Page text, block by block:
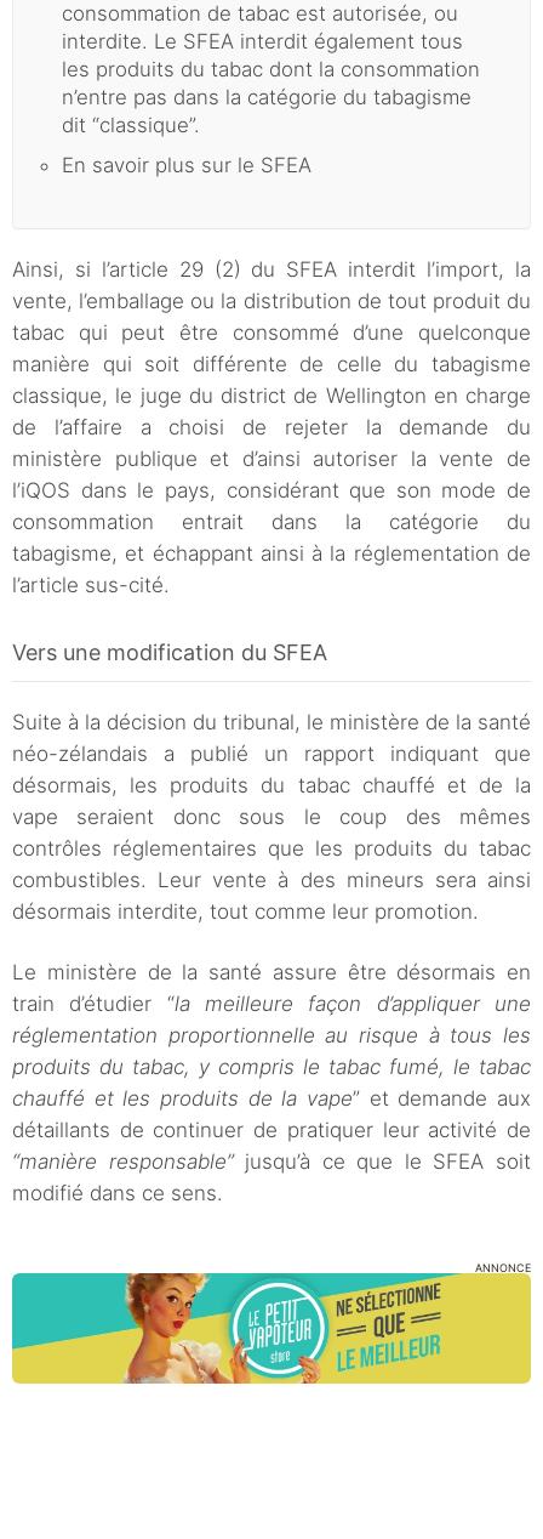
consommation de tabac est autorisée, ou
interdite. Le SFEA interdit également tous
les produits du tabac dont la consommation
n’entre pas dans la catégorie du tabagisme
dit “classique”.
En savoir plus sur le SFEA
Ainsi, si l’article 29 (2) du SFEA interdit l’import, la
vente, l’emballage ou la distribution de tout produit du
tabac qui peut être consommé d’une quelconque
manière qui soit différente de celle du tabagisme
classique, le juge du district de Wellington en charge
de l’affaire a choisi de rejeter la demande du
ministère publique et d’ainsi autoriser la vente de
l’iQOS dans le pays, considérant que son mode de
consommation entrait dans la catégorie du
tabagisme, et échappant ainsi à la réglementation de
l’article sus-cité.
Vers une modification du SFEA
Suite à la décision du tribunal, le ministère de la santé
néo-zélandais a publié un rapport indiquant que
désormais, les produits du tabac chauffé et de la
vape seraient donc sous le coup des mêmes
contrôles réglementaires que les produits du tabac
combustibles. Leur vente à des mineurs sera ainsi
désormais interdite, tout comme leur promotion.
Le ministère de la santé assure être désormais en
train d’étudier “la meilleure façon d’appliquer une
réglementation proportionnelle au risque à tous les
produits du tabac, y compris le tabac fumé, le tabac
chauffé et les produits de la vape” et demande aux
détaillants de continuer de pratiquer leur activité de
“manière responsable”jusqu’à ce que le SFEA soit
modifié dans ce sens.
ANNONCE